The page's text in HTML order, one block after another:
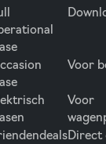
Voor
Voor
Direct